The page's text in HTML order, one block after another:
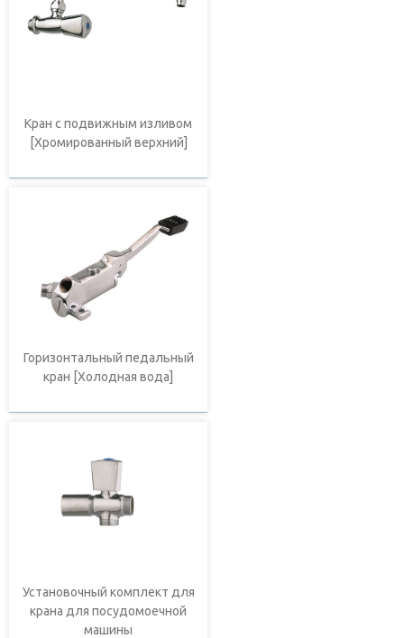
Кран с подвижным изливом
[Хромированный верхний]
Горизонтальный педальный
кран [Холодная вода]
Установочный комплект для
крана для посудомоечной
машины